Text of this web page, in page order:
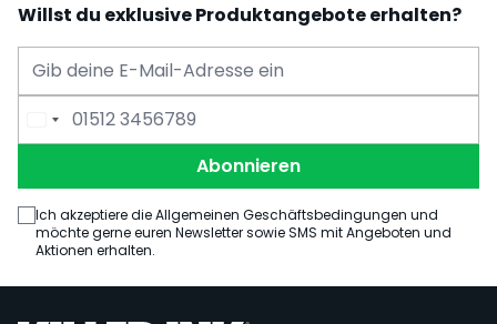
Willst du exklusive Produktangebote erhalten?
E-Mail Adresse
Telefonnummer
Abonnieren
Ich akzeptiere die Allgemeinen Geschäftsbedingungen und
möchte gerne euren Newsletter sowie SMS mit Angeboten und
Aktionen erhalten.